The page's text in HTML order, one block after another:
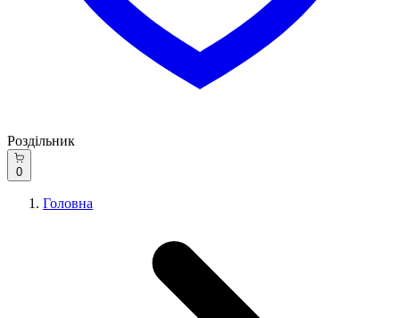
Роздільник
0
Головна